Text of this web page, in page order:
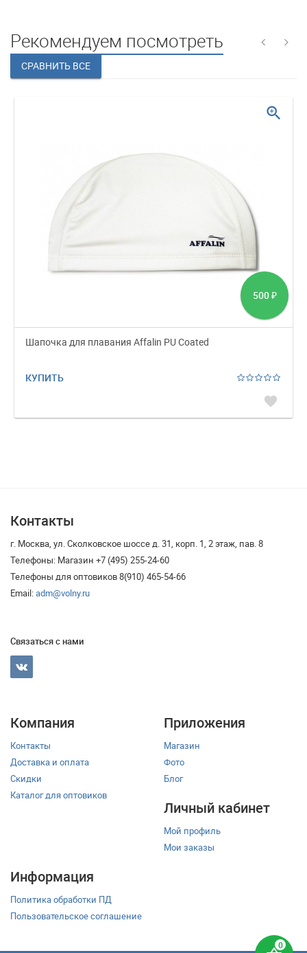
Рекомендуем посмотреть
500 ₽
Шапочка для плавания Affalin PU Coated
КУПИТЬ
favorite
zoom_in
Контакты
г. Москва, ул. Сколковское шоссе д. 31, корп. 1, 2 этаж, пав. 8
Телефоны: Магазин +7 (495) 255-24-60
Телефоны для оптовиков 8(910) 465-54-66
Email:adm@volny.ru
Связаться с нами
Компания
Контакты
Доставка и оплата
Скидки
Каталог для оптовиков
Приложения
Магазин
Фото
Блог
Личный кабинет
Мой профиль
Мои заказы
Информация
Политика обработки ПД
Пользовательское соглашение